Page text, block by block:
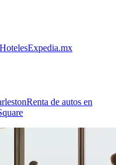
HotelesExpedia.mx
Renta de autos en